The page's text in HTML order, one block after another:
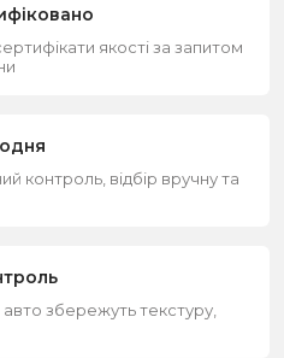
якості за запитом
контроль, відбір вручну та
збережуть текстуру,